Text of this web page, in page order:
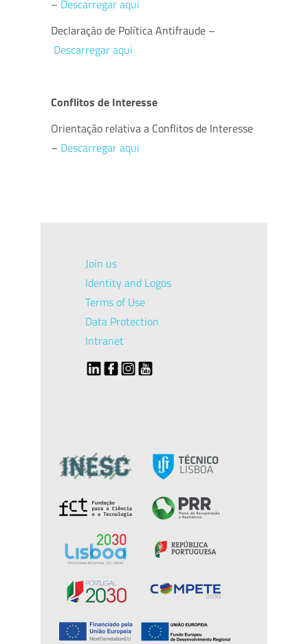
– Descarregar aqui
Declaração de Política Antifraude –
Descarregar aqui
Conflitos de Interesse
Orientação relativa a Conflitos de Interesse
– Descarregar aqui
Join us
Identity and Logos
Terms of Use
Data Protection
Intranet